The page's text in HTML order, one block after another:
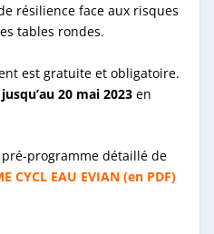
résilience face aux risques
tables rondes.
est gratuite et obligatoire.
jusqu’au 20 mai 2023en
programme détaillé de
CYCL EAU EVIAN (en PDF)